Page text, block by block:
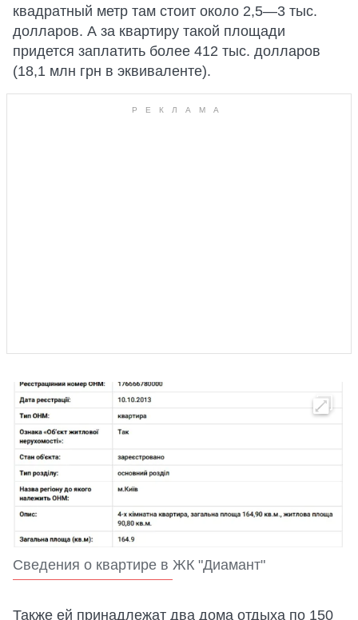
квадратный метр там стоит около 2,5—3 тыс.
долларов. А за квартиру такой площади
придется заплатить более 412 тыс. долларов
(18,1 млн грн в эквиваленте).
Сведения о квартире в ЖК "Диамант"
Также ей принадлежат два дома отдыха по 150